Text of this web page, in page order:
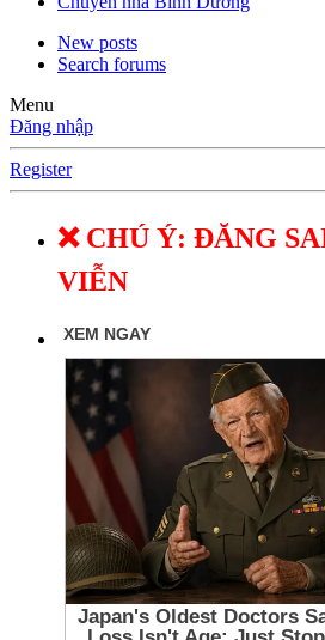
New posts
Search forums
Menu
Đăng nhập
Register
❌ CHÚ Ý: ĐĂNG
VIỄN